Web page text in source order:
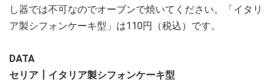
し器では不可なのでオーブンで焼いてください。「イタリ
ア製シフォンケーキ型」は110円（税込）です。
DATA
セリア┃イタリア製シフォンケーキ型